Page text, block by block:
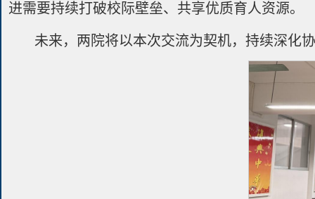
进需要持续打破校际壁垒、共享优质育人资源。
未来，两院将以本次交流为契机，持续深化